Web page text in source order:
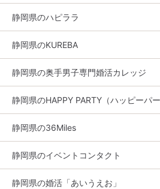
静岡県のハピララ
静岡県のKUREBA
静岡県の奥手男子専門婚活カレッジ
静岡県のHAPPY PARTY（ハッピーパー
静岡県の36Miles
静岡県のイベントコンタクト
静岡県の婚活「あいうえお」